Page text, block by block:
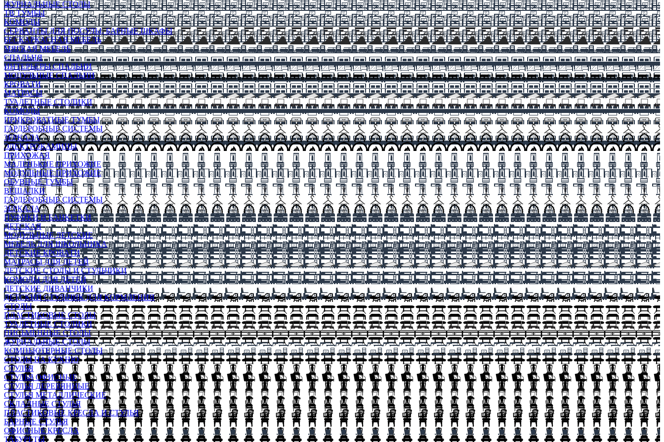
ЖУРНАЛЬНЫЕ СТОЛЫ
ТВ ТУМБЫ
КОМОДЫ
СЕРВАНТЫ ДЛЯ ПОСУДЫ, БАРНЫЕ ШКАФЫ
БЕСКАРКАСНАЯ МЕБЕЛЬ
МЯГКАЯ МЕБЕЛЬ
СПАЛЬНЯ
ИНТЕРЬЕРЫ СПАЛЬНИ
МОДУЛЬНЫЕ СПАЛЬНИ
КРОВАТИ
МАТРАСЫ
ТУАЛЕТНЫЕ СТОЛИКИ
КОМОДЫ
ПРИКРОВАТНЫЕ ТУМБЫ
ГАРДЕРОБНЫЕ СИСТЕМЫ
ЗЕРКАЛА
ЭЛЕКТРОКАМИНЫ
ПРИХОЖАЯ
МАЛЕНЬКИЕ ПРИХОЖИЕ
МОДУЛЬНЫЕ ПРИХОЖИЕ
ОБУВНЫЕ ТУМБЫ
ВЕШАЛКИ
ГАРДЕРОБНЫЕ СИСТЕМЫ
ЗЕРКАЛА
ПУФИКИ И БАНКЕТКИ
ДЕТСКАЯ
МОДУЛЬНЫЕ ДЕТСКИЕ
МЕБЕЛЬ ДЛЯ ШКОЛЬНИКА
ДЕТСКИЕ КРОВАТИ
МАТРАСЫ ДЛЯ ДЕТЕЙ
ДЕТСКИЕ СТОЛЫ И СТУЛЬЧИКИ
КОМОДЫ ДЛЯ ДЕТЕЙ
ДЕТСКИЕ ДИВАНЧИКИ
ДЕТСКИЙ СТУЛЬЧИК ДЛЯ КОРМЛЕНИЯ
СТОЛЫ
ПЛАСТИКОВЫЕ СТОЛЫ
ТУАЛЕТНЫЕ СТОЛИКИ
ПИСЬМЕННЫЕ СТОЛЫ
ЖУРНАЛЬНЫЕ СТОЛЫ
КОМПЬЮТЕРНЫЕ СТОЛЫ
СТОЛЫ НА КУХНЮ
СТУЛЬЯ
СТУЛЬЯ ОФИСНЫЕ
СТУЛЬЯ ДЕРЕВЯННЫЕ
СТУЛЬЯ МЕТАЛЛИЧЕСКИЕ
СКЛАДНЫЕ СТУЛЬЯ
ПЛАСТИКОВЫЕ КРЕСЛА И СТУЛЬЯ
БАРНЫЕ СТУЛЬЯ
ОФИСНЫЕ КРЕСЛА
ТАБУРЕТЫ